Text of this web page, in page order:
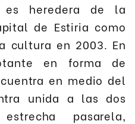
es heredera de la
de Estiria como
cultura en 2003. En
en forma de
en medio del
unida a las dos
pasarela,